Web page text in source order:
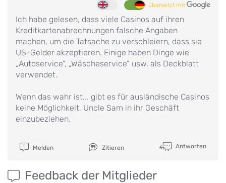
übersetzt mit
Ich habe gelesen, dass viele Casinos auf ihren
Kreditkartenabrechnungen falsche Angaben
machen, um die Tatsache zu verschleiern, dass sie
US-Gelder akzeptieren. Einige haben Dinge wie
„Autoservice“, „Wäscheservice“ usw. als Deckblatt
verwendet.
Wenn das wahr ist... gibt es für ausländische Casinos
keine Möglichkeit, Uncle Sam in ihr Geschäft
einzubeziehen.
Melden Zitieren Antworten
Feedback der Mitglieder